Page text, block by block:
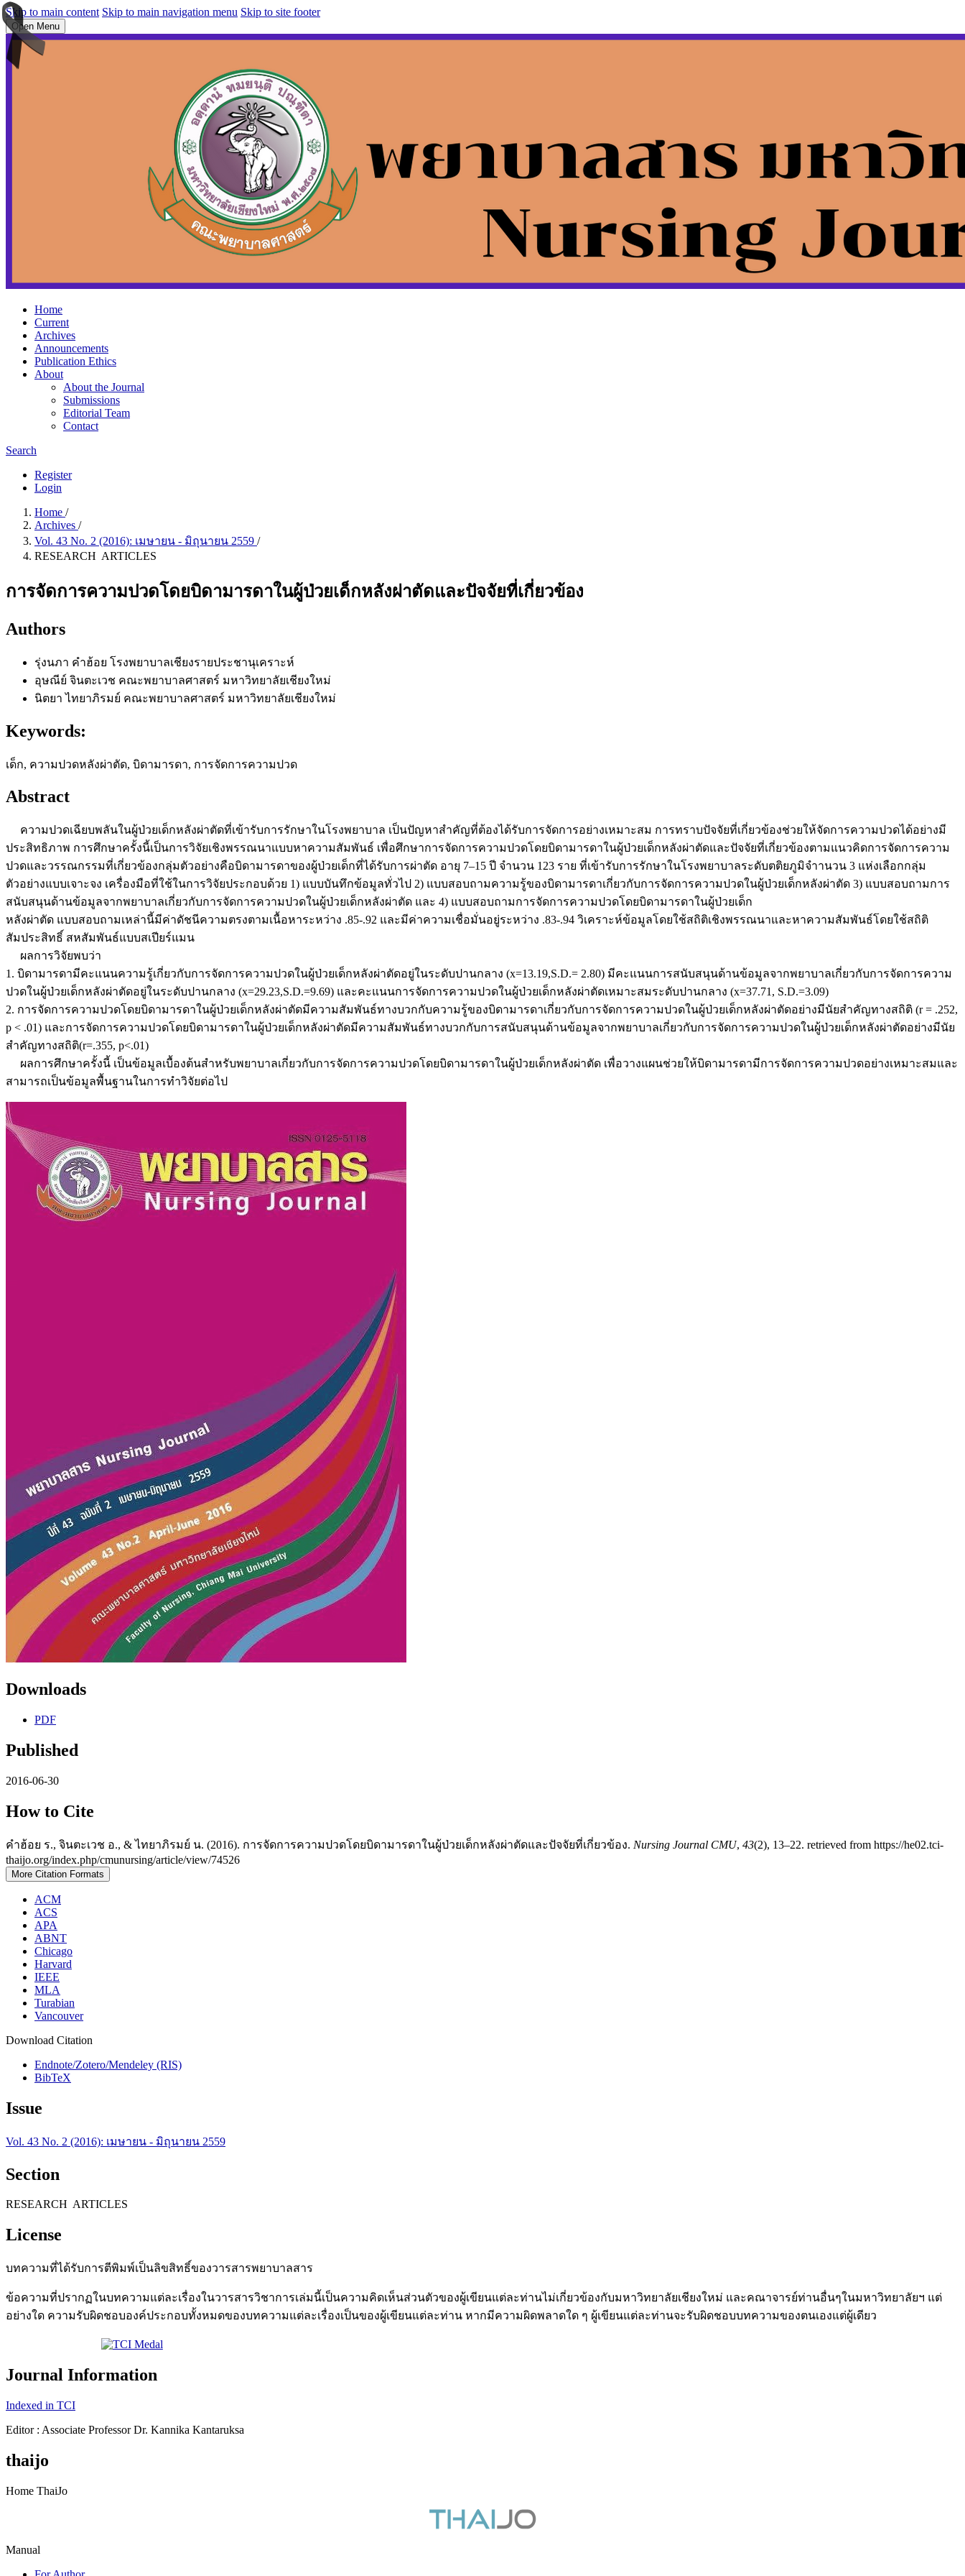
Skip to main content Skip to main navigation menu Skip to site footer
Open Menu
Home
Current
Archives
Announcements
Publication Ethics
About
About the Journal
Submissions
Editorial Team
Contact
Search
Register
Login
Home /
Archives /
Vol. 43 No. 2 (2016): เมษายน - มิถุนายน 2559 /
RESEARCH ARTICLES
การจัดการความปวดโดยบิดามารดาในผู้ป่วยเด็กหลังผ่าตัดและปัจจัยที่เกี่ยวข้อง
Authors
รุ่งนภา คำฮ้อย โรงพยาบาลเชียงรายประชานุเคราะห์
อุษณีย์ จินตะเวช คณะพยาบาลศาสตร์ มหาวิทยาลัยเชียงใหม่
นิตยา ไทยาภิรมย์ คณะพยาบาลศาสตร์ มหาวิทยาลัยเชียงใหม่
Keywords:
เด็ก, ความปวดหลังผ่าตัด, บิดามารดา, การจัดการความปวด
Abstract
ความปวดเฉียบพลันในผู้ป่วยเด็กหลังผ่าตัดที่เข้ารับการรักษาในโรงพยาบาล เป็นปัญหาสำคัญที่ต้องได้รับการจัดการอย่างเหมาะสม การทราบปัจจัยที่เกี่ยวข้องช่วยให้จัดการความปวดได้อย่างมี
ประสิทธิภาพ การศึกษาครั้งนี้เป็นการวิจัยเชิงพรรณนาแบบหาความสัมพันธ์ เพื่อศึกษาการจัดการความปวดโดยบิดามารดาในผู้ป่วยเด็กหลังผ่าตัดและปัจจัยที่เกี่ยวข้องตามแนวคิดการจัดการความ
ปวดและวรรณกรรมที่เกี่ยวข้องกลุ่มตัวอย่างคือบิดามารดาของผู้ป่วยเด็กที่ได้รับการผ่าตัด อายุ 7–15 ปี จำนวน 123 ราย ที่เข้ารับการรักษาในโรงพยาบาลระดับตติยภูมิจำานวน 3 แห่งเลือกกลุ่ม
ตัวอย่างแบบเจาะจง เครื่องมือที่ใช้ในการวิจัยประกอบด้วย 1) แบบบันทึกข้อมูลทั่วไป 2) แบบสอบถามความรู้ของบิดามารดาเกี่ยวกับการจัดการความปวดในผู้ป่วยเด็กหลังผ่าตัด 3) แบบสอบถามการ
สนับสนุนด้านข้อมูลจากพยาบาลเกี่ยวกับการจัดการความปวดในผู้ป่วยเด็กหลังผ่าตัด และ 4) แบบสอบถามการจัดการความปวดโดยบิดามารดาในผู้ป่วยเด็ก
หลังผ่าตัด แบบสอบถามเหล่านี้มีค่าดัชนีความตรงตามเนื้อหาระหว่าง .85-.92 และมีค่าความเชื่อมั่นอยู่ระหว่าง .83-.94 วิเคราะห์ข้อมูลโดยใช้สถิติเชิงพรรณนาและหาความสัมพันธ์โดยใช้สถิติ
สัมประสิทธิ์ สหสัมพันธ์แบบสเปียร์แมน
ผลการวิจัยพบว่า
1. บิดามารดามีคะแนนความรู้เกี่ยวกับการจัดการความปวดในผู้ป่วยเด็กหลังผ่าตัดอยู่ในระดับปานกลาง (x=13.19,S.D.= 2.80) มีคะแนนการสนับสนุนด้านข้อมูลจากพยาบาลเกี่ยวกับการจัดการความ
ปวดในผู้ป่วยเด็กหลังผ่าตัดอยู่ในระดับปานกลาง (x=29.23,S.D.=9.69) และคะแนนการจัดการความปวดในผู้ป่วยเด็กหลังผ่าตัดเหมาะสมระดับปานกลาง (x=37.71, S.D.=3.09)
2. การจัดการความปวดโดยบิดามารดาในผู้ป่วยเด็กหลังผ่าตัดมีความสัมพันธ์ทางบวกกับความรู้ของบิดามารดาเกี่ยวกับการจัดการความปวดในผู้ป่วยเด็กหลังผ่าตัดอย่างมีนัยสำคัญทางสถิติ (r = .252,
p < .01) และการจัดการความปวดโดยบิดามารดาในผู้ป่วยเด็กหลังผ่าตัดมีความสัมพันธ์ทางบวกกับการสนับสนุนด้านข้อมูลจากพยาบาลเกี่ยวกับการจัดการความปวดในผู้ป่วยเด็กหลังผ่าตัดอย่างมีนัย
สำคัญทางสถิติ(r=.355, p<.01)
ผลการศึกษาครั้งนี้ เป็นข้อมูลเบื้องต้นสำหรับพยาบาลเกี่ยวกับการจัดการความปวดโดยบิดามารดาในผู้ป่วยเด็กหลังผ่าตัด เพื่อวางแผนช่วยให้บิดามารดามีการจัดการความปวดอย่างเหมาะสมและ
สามารถเป็นข้อมูลพื้นฐานในการทำวิจัยต่อไป
Downloads
PDF
Published
2016-06-30
How to Cite
คำฮ้อย ร., จินตะเวช อ., & ไทยาภิรมย์ น. (2016). การจัดการความปวดโดยบิดามารดาในผู้ป่วยเด็กหลังผ่าตัดและปัจจัยที่เกี่ยวข้อง. Nursing Journal CMU, 43(2), 13–22. retrieved from https://he02.tci-
thaijo.org/index.php/cmunursing/article/view/74526
More Citation Formats
ACM
ACS
APA
ABNT
Chicago
Harvard
IEEE
MLA
Turabian
Vancouver
Download Citation
Endnote/Zotero/Mendeley (RIS)
BibTeX
Issue
Vol. 43 No. 2 (2016): เมษายน - มิถุนายน 2559
Section
RESEARCH ARTICLES
License
บทความที่ได้รับการตีพิมพ์เป็นลิขสิทธิ์ของวารสารพยาบาลสาร
ข้อความที่ปรากฏในบทความแต่ละเรื่องในวารสารวิชาการเล่มนี้เป็นความคิดเห็นส่วนตัวของผู้เขียนแต่ละท่านไม่เกี่ยวข้องกับมหาวิทยาลัยเชียงใหม่ และคณาจารย์ท่านอื่นๆในมหาวิทยาลัยฯ แต่
อย่างใด ความรับผิดชอบองค์ประกอบทั้งหมดของบทความแต่ละเรื่องเป็นของผู้เขียนแต่ละท่าน หากมีความผิดพลาดใด ๆ ผู้เขียนแต่ละท่านจะรับผิดชอบบทความของตนเองแต่ผู้เดียว
Journal Information
Indexed in TCI
Editor : Associate Professor Dr. Kannika Kantaruksa
thaijo
Home ThaiJo
Manual